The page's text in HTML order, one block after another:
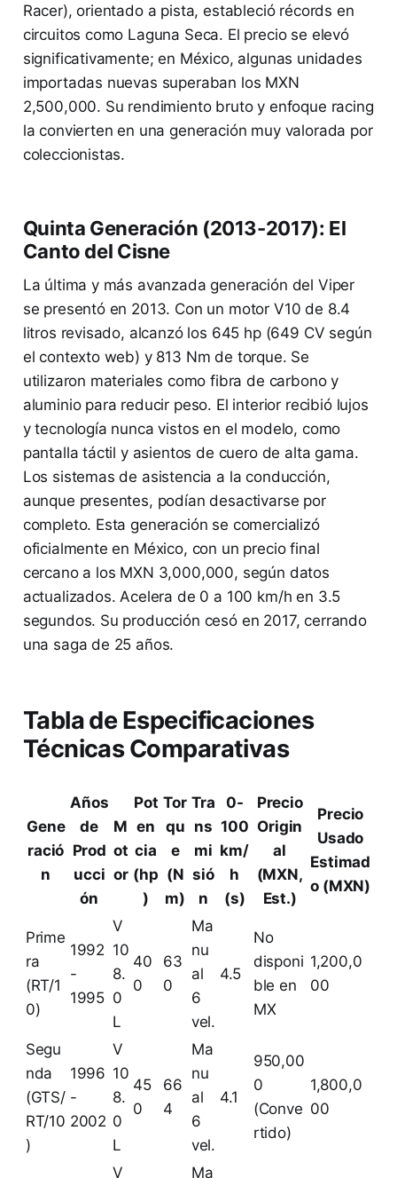
Racer), orientado a pista, estableció récords en
circuitos como Laguna Seca. El precio se elevó
significativamente; en México, algunas unidades
importadas nuevas superaban los MXN
2,500,000. Su rendimiento bruto y enfoque racing
la convierten en una generación muy valorada por
coleccionistas.
Quinta Generación (2013-2017): El
Canto del Cisne
La última y más avanzada generación del Viper
se presentó en 2013. Con un motor V10 de 8.4
litros revisado, alcanzó los 645 hp (649 CV según
el contexto web) y 813 Nm de torque. Se
utilizaron materiales como fibra de carbono y
aluminio para reducir peso. El interior recibió lujos
y tecnología nunca vistos en el modelo, como
pantalla táctil y asientos de cuero de alta gama.
Los sistemas de asistencia a la conducción,
aunque presentes, podían desactivarse por
completo. Esta generación se comercializó
oficialmente en México, con un precio final
cercano a los MXN 3,000,000, según datos
actualizados. Acelera de 0 a 100 km/h en 3.5
segundos. Su producción cesó en 2017, cerrando
una saga de 25 años.
Tabla de Especificaciones
Técnicas Comparativas
Gene
ració
n
Años
de
Prod
ucci
ón
M
ot
or
Pot
en
cia
(hp
)
Tor
qu
e
(N
m)
Tra
ns
mi
sió
n
0-
100
km/
h
(s)
Precio
Origin
al
(MXN,
Est.)
Precio
Usado
Estimad
o (MXN)
Prime
ra
(RT/1
0)
1992
-
1995
V
10
8.
0
L
40
0
63
0
Ma
nu
al
6
vel.
4.5
No
disponi
ble en
MX
1,200,0
00
Segu
nda
(GTS/
RT/10
)
1996
-
2002
V
10
8.
0
L
45
0
66
4
Ma
nu
al
6
vel.
4.1
950,00
0
(Conve
rtido)
1,800,0
00
V Ma